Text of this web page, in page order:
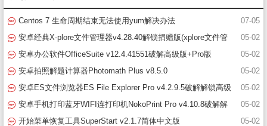
07-05
Centos 7 生命周期结束无法使用yum解决办法
05-02
安卓经典X-plore文件管理器v4.28.40解锁捐赠版(xplore文件管
理器破解版)
05-02
安卓办公软件OfficeSuite v12.4.41551破解高级版+Pro版
05-02
安卓拍照解题计算器Photomath Plus v8.5.0
05-02
安卓ES文件浏览器ES File Explorer Pro v4.2.9.5破解解锁高级
版(es文件浏览器)
05-02
安卓手机打印蓝牙WIFI连打印机NokoPrint Pro v4.10.8破解解
锁高级版
05-02
开始菜单恢复工具SuperStart v2.1.7简体中文版